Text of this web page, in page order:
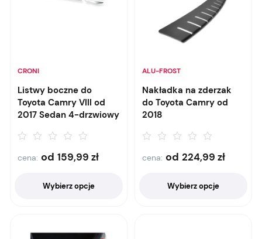
CRONI
Listwy boczne do
Toyota Camry VIII od
2017 Sedan 4-drzwiowy
cena: od 159,99 zł
Wybierz opcje
ALU-FROST
Nakładka na zderzak
do Toyota Camry od
2018
cena: od 224,99 zł
Wybierz opcje